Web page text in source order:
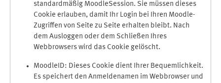
standardmäßig MoodleSession. Sie müssen dieses
Cookie erlauben, damit Ihr Login bei Ihren Moodle-
Zugriffen von Seite zu Seite erhalten bleibt. Nach
dem Ausloggen oder dem Schließen Ihres
Webbrowsers wird das Cookie gelöscht.
MoodleID: Dieses Cookie dient Ihrer Bequemlichkeit.
Es speichert den Anmeldenamen im Webbrowser und